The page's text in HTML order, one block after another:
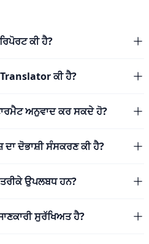
ਕੀ ਹੈ?
ਕੀ ਹੈ?
ਅਨੁਵਾਦ ਕਰ ਸਕਦੇ ਹੋ?
ਦੋਭਾਸ਼ੀ ਸੰਸਕਰਣ ਕੀ ਹੈ?
ਉਪਲਬਧ ਹਨ?
ਸੁਰੱਖਿਅਤ ਹੈ?